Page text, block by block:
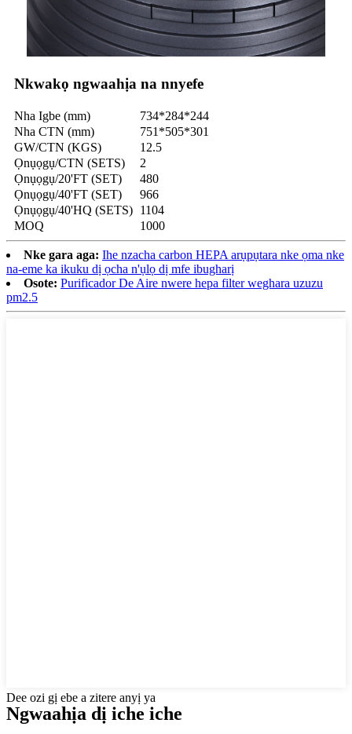
Nkwakọ ngwaahịa na nnyefe
Nha Igbe (mm)
734*284*244
Nha CTN (mm)
751*505*301
GW/CTN (KGS)
12.5
Ọnụọgụ/CTN (SETS)
2
Ọnụọgụ/20'FT (SET)
480
Ọnụọgụ/40'FT (SET)
966
Ọnụọgụ/40'HQ (SETS) 1104
MOQ
1000
Nke gara aga: Ihe nzacha carbon HEPA arụpụtara nke ọma nke
na-eme ka ikuku dị ọcha n'ụlọ dị mfe ibugharị
Osote: Purificador De Aire nwere hepa filter weghara uzuzu
pm2.5
Dee ozi gị ebe a zitere anyị ya
Ngwaahịa dị iche iche